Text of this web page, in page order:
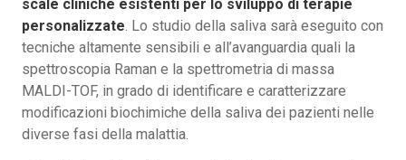
scale cliniche esistenti per lo sviluppo di terapie
personalizzate . Lo studio della saliva sarà eseguito con
tecniche altamente sensibili e all’avanguardia quali la
spettroscopia Raman e la spettrometria di massa
MALDI-TOF, in grado di identificare e caratterizzare
modificazioni biochimiche della saliva dei pazienti nelle
diverse fasi della malattia.